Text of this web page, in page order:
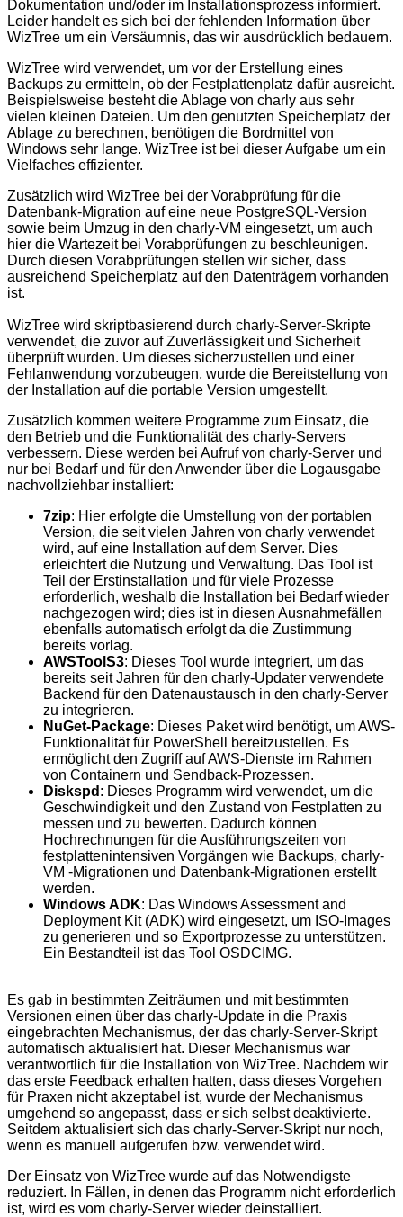
Dokumentation und/oder im Installationsprozess informiert.
Leider handelt es sich bei der fehlenden Information über
WizTree um ein Versäumnis, das wir ausdrücklich bedauern.
WizTree wird verwendet, um vor der Erstellung eines
Backups zu ermitteln, ob der Festplattenplatz dafür ausreicht.
Beispielsweise besteht die Ablage von charly aus sehr
vielen kleinen Dateien. Um den genutzten Speicherplatz der
Ablage zu berechnen, benötigen die Bordmittel von
Windows sehr lange. WizTree ist bei dieser Aufgabe um ein
Vielfaches effizienter.
Zusätzlich wird WizTree bei der Vorabprüfung für die
Datenbank-Migration auf eine neue PostgreSQL-Version
sowie beim Umzug in den charly-VM eingesetzt, um auch
hier die Wartezeit bei Vorabprüfungen zu beschleunigen.
Durch diesen Vorabprüfungen stellen wir sicher, dass
ausreichend Speicherplatz auf den Datenträgern vorhanden
ist.
WizTree wird skriptbasierend durch charly-Server-Skripte
verwendet, die zuvor auf Zuverlässigkeit und Sicherheit
überprüft wurden. Um dieses sicherzustellen und einer
Fehlanwendung vorzubeugen, wurde die Bereitstellung von
der Installation auf die portable Version umgestellt.
Zusätzlich kommen weitere Programme zum Einsatz, die
den Betrieb und die Funktionalität des charly-Servers
verbessern. Diese werden bei Aufruf von charly-Server und
nur bei Bedarf und für den Anwender über die Logausgabe
nachvollziehbar installiert:
7zip: Hier erfolgte die Umstellung von der portablen
Version, die seit vielen Jahren von charly verwendet
wird, auf eine Installation auf dem Server. Dies
erleichtert die Nutzung und Verwaltung. Das Tool ist
Teil der Erstinstallation und für viele Prozesse
erforderlich, weshalb die Installation bei Bedarf wieder
nachgezogen wird; dies ist in diesen Ausnahmefällen
ebenfalls automatisch erfolgt da die Zustimmung
bereits vorlag.
AWSToolS3: Dieses Tool wurde integriert, um das
bereits seit Jahren für den charly-Updater verwendete
Backend für den Datenaustausch in den charly-Server
zu integrieren.
NuGet-Package: Dieses Paket wird benötigt, um AWS-
Funktionalität für PowerShell bereitzustellen. Es
ermöglicht den Zugriff auf AWS-Dienste im Rahmen
von Containern und Sendback-Prozessen.
Diskspd : Dieses Programm wird verwendet, um die
Geschwindigkeit und den Zustand von Festplatten zu
messen und zu bewerten. Dadurch können
Hochrechnungen für die Ausführungszeiten von
festplattenintensiven Vorgängen wie Backups, charly-
VM -Migrationen und Datenbank-Migrationen erstellt
werden.
Windows ADK: Das Windows Assessment and
Deployment Kit (ADK) wird eingesetzt, um ISO-Images
zu generieren und so Exportprozesse zu unterstützen.
Ein Bestandteil ist das Tool OSDCIMG.
Es gab in bestimmten Zeiträumen und mit bestimmten
Versionen einen über das charly-Update in die Praxis
eingebrachten Mechanismus, der das charly-Server-Skript
automatisch aktualisiert hat. Dieser Mechanismus war
verantwortlich für die Installation von WizTree. Nachdem wir
das erste Feedback erhalten hatten, dass dieses Vorgehen
für Praxen nicht akzeptabel ist, wurde der Mechanismus
umgehend so angepasst, dass er sich selbst deaktivierte.
Seitdem aktualisiert sich das charly-Server-Skript nur noch,
wenn es manuell aufgerufen bzw. verwendet wird.
Der Einsatz von WizTree wurde auf das Notwendigste
reduziert. In Fällen, in denen das Programm nicht erforderlich
ist, wird es vom charly-Server wieder deinstalliert.